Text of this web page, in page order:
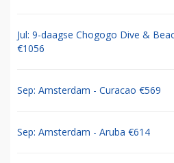
Jul: 9-daagse Chogogo Dive &
€1056
Sep: Amsterdam - Curacao €569
Sep: Amsterdam - Aruba €614